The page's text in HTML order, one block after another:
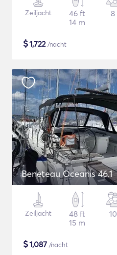
Zeiljacht
46 ft
14 m
8
$1,722/nacht
Beneteau Oceanis 46.1
Zeiljacht
48 ft
15 m
10
$1,087 /nacht